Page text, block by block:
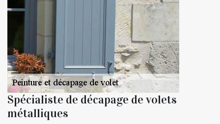
Spécialiste de décapage de volets
métalliques